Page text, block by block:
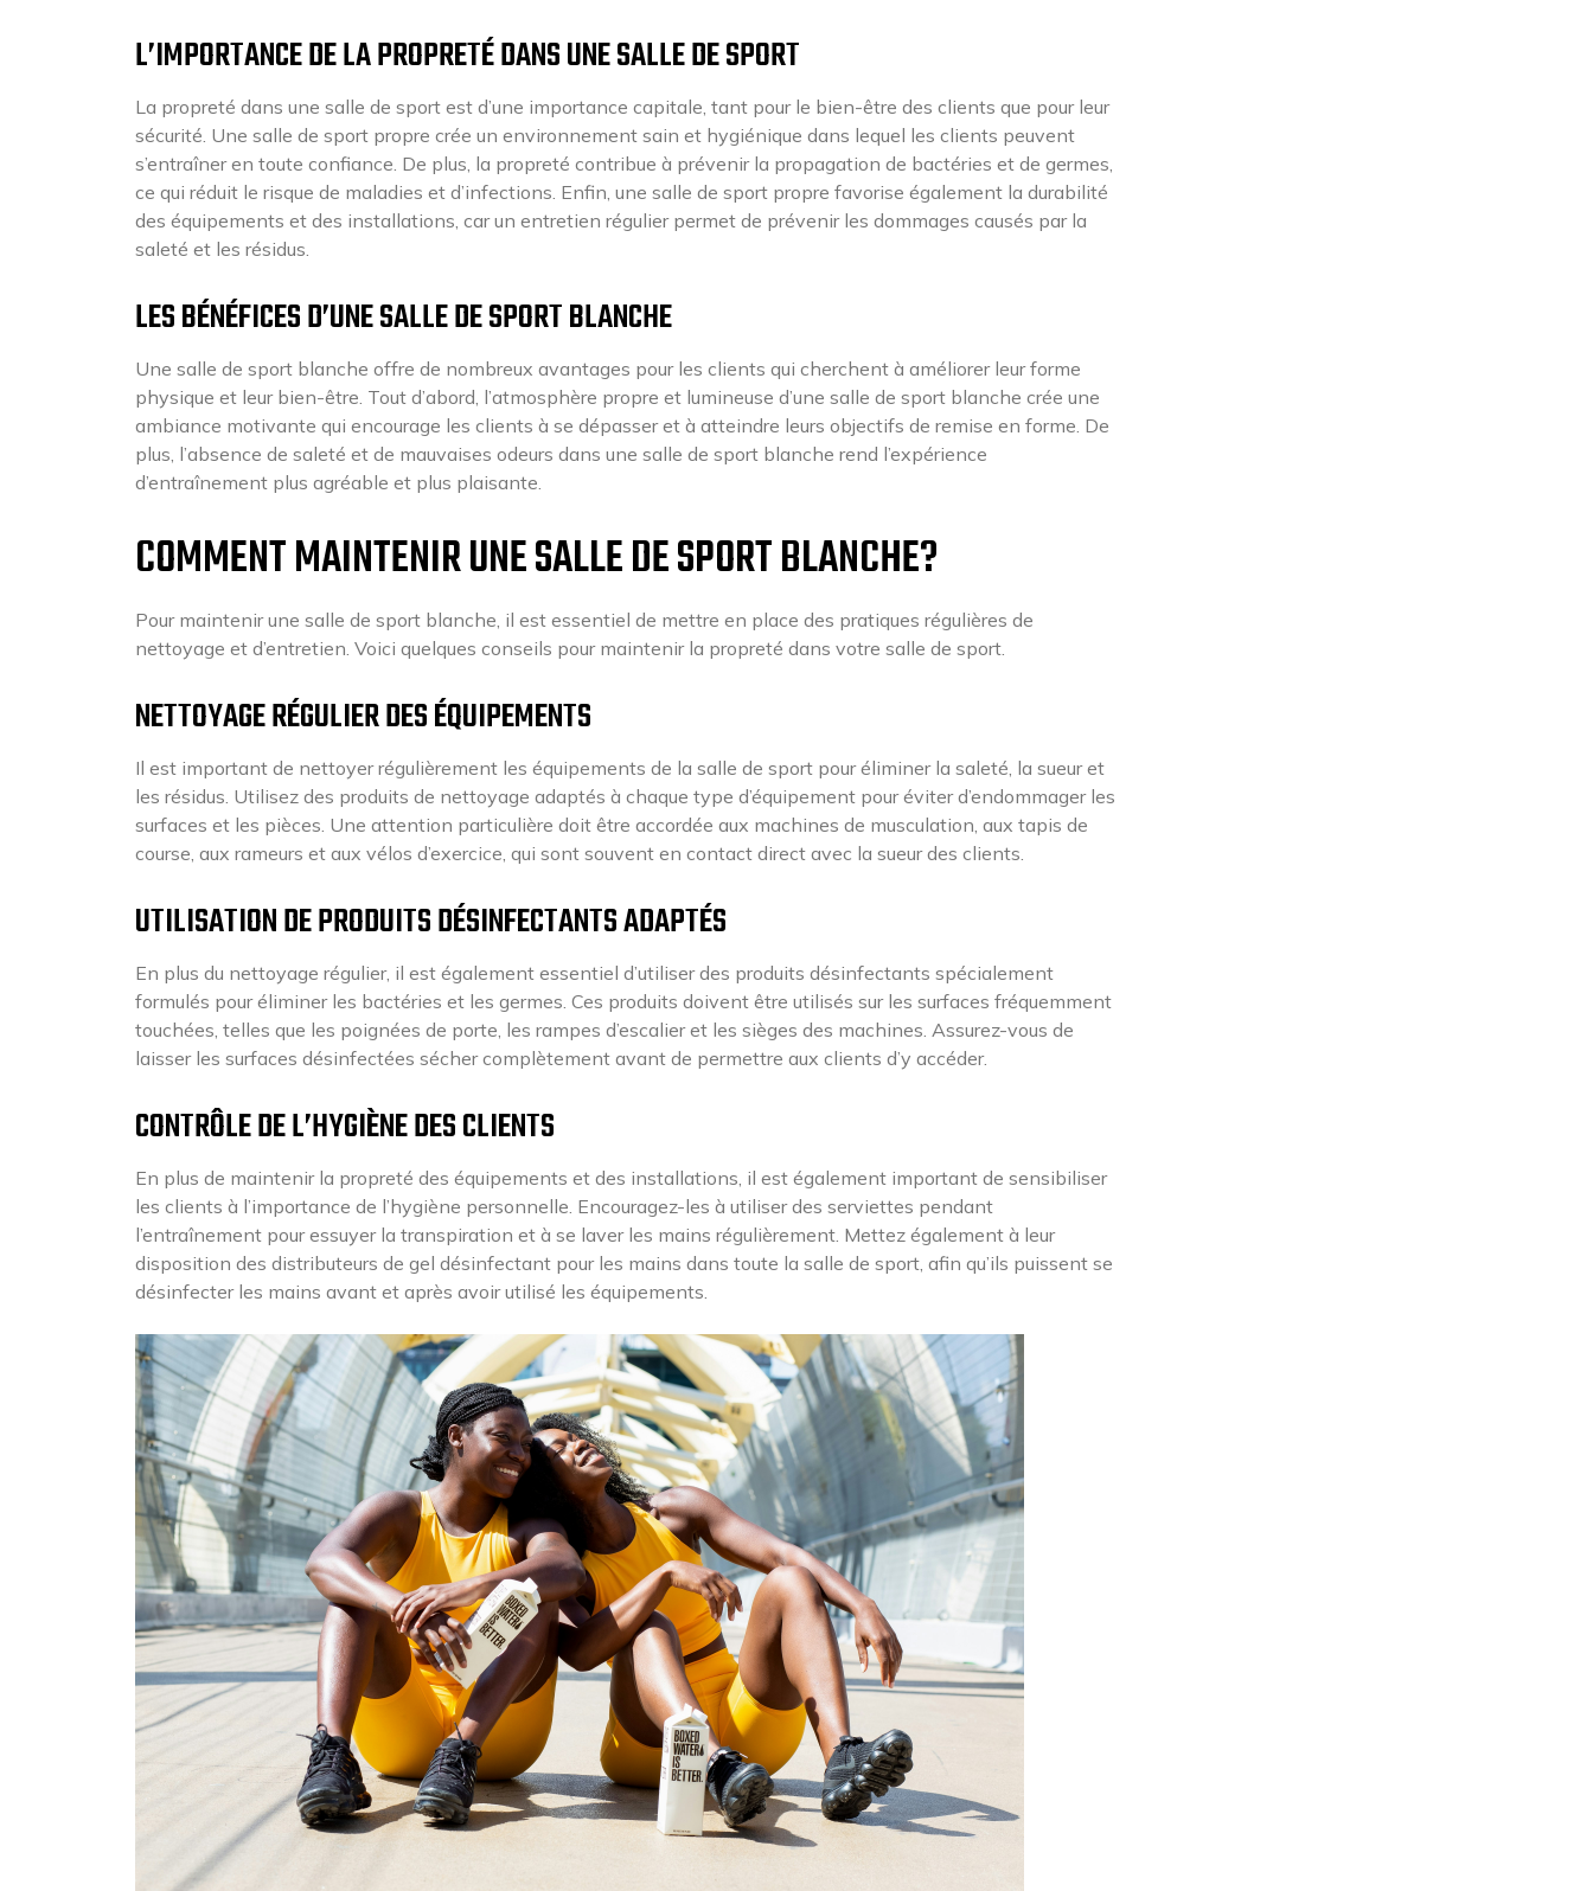
L’IMPORTANCE DE LA PROPRETÉ DANS UNE SALLE DE SPORT
La propreté dans une salle de sport est d’une importance capitale, tant pour le bien-être des clients que pour leur
sécurité. Une salle de sport propre crée un environnement sain et hygiénique dans lequel les clients peuvent
s’entraîner en toute confiance. De plus, la propreté contribue à prévenir la propagation de bactéries et de germes,
ce qui réduit le risque de maladies et d’infections. Enfin, une salle de sport propre favorise également la durabilité
des équipements et des installations, car un entretien régulier permet de prévenir les dommages causés par la
saleté et les résidus.
LES BÉNÉFICES D’UNE SALLE DE SPORT BLANCHE
Une salle de sport blanche offre de nombreux avantages pour les clients qui cherchent à améliorer leur forme
physique et leur bien-être. Tout d’abord, l’atmosphère propre et lumineuse d’une salle de sport blanche crée une
ambiance motivante qui encourage les clients à se dépasser et à atteindre leurs objectifs de remise en forme. De
plus, l’absence de saleté et de mauvaises odeurs dans une salle de sport blanche rend l’expérience
d’entraînement plus agréable et plus plaisante.
COMMENT MAINTENIR UNE SALLE DE SPORT BLANCHE?
Pour maintenir une salle de sport blanche, il est essentiel de mettre en place des pratiques régulières de
nettoyage et d’entretien. Voici quelques conseils pour maintenir la propreté dans votre salle de sport.
NETTOYAGE RÉGULIER DES ÉQUIPEMENTS
Il est important de nettoyer régulièrement les équipements de la salle de sport pour éliminer la saleté, la sueur et
les résidus. Utilisez des produits de nettoyage adaptés à chaque type d’équipement pour éviter d’endommager les
surfaces et les pièces. Une attention particulière doit être accordée aux machines de musculation, aux tapis de
course, aux rameurs et aux vélos d’exercice, qui sont souvent en contact direct avec la sueur des clients.
UTILISATION DE PRODUITS DÉSINFECTANTS ADAPTÉS
En plus du nettoyage régulier, il est également essentiel d’utiliser des produits désinfectants spécialement
formulés pour éliminer les bactéries et les germes. Ces produits doivent être utilisés sur les surfaces fréquemment
touchées, telles que les poignées de porte, les rampes d’escalier et les sièges des machines. Assurez-vous de
laisser les surfaces désinfectées sécher complètement avant de permettre aux clients d’y accéder.
CONTRÔLE DE L’HYGIÈNE DES CLIENTS
En plus de maintenir la propreté des équipements et des installations, il est également important de sensibiliser
les clients à l’importance de l’hygiène personnelle. Encouragez-les à utiliser des serviettes pendant
l’entraînement pour essuyer la transpiration et à se laver les mains régulièrement. Mettez également à leur
disposition des distributeurs de gel désinfectant pour les mains dans toute la salle de sport, afin qu’ils puissent se
désinfecter les mains avant et après avoir utilisé les équipements.